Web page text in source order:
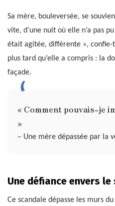
Sa mère, bouleversée, se
vite, d’une nuit où elle n’a pas
était agitée, différente », confie-
plus tard qu’elle a compris : la
façade.
« Comment pouvais-je
»
– Une mère dépassée par la
Une défiance envers
Ce scandale dépasse les murs